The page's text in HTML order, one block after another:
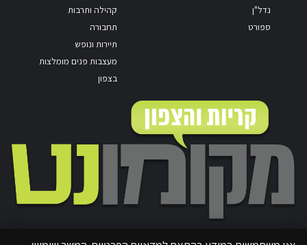
נדל"ן
ספורט
קהילה ותרבות
תחבורה
תיירות ונופש
מעצבות פנים מומלצות
בצפון